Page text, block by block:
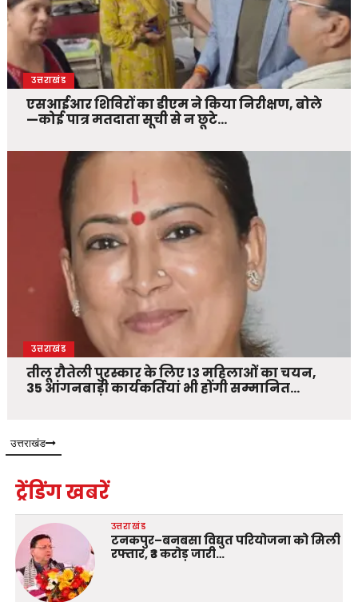
उत्तराखंड
एसआईआर शिविरों का डीएम ने किया निरीक्षण, बोले
—कोई पात्र मतदाता सूची से न छूटे…
उत्तराखंड
तीलू रौतेली पुरस्कार के लिए 13 महिलाओं का चयन,
35 आंगनबाड़ी कार्यकर्तियां भी होंगी सम्मानित…
उत्तराखंड
ट्रेंडिंग खबरें
उत्तराखंड
टनकपुर–बनबसा विद्युत परियोजना को मिली
रफ्तार, ₹3 करोड़ जारी…